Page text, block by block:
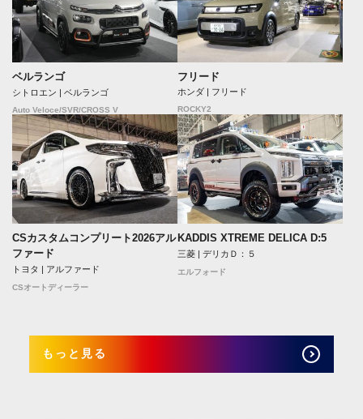
ベルランゴ
シトロエン | ベルランゴ
Auto Veloce/SVR/CROSS V
フリード
ホンダ | フリード
ROCKY2
CSカスタムコンプリート2026アル
ファード
トヨタ | アルファード
CSオートディーラー
KADDIS XTREME DELICA D:5
三菱 | デリカＤ：５
エルフォード
もっと見る